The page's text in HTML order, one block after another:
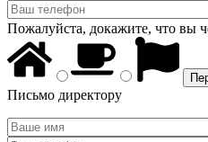
Пожалуйста, докажите, что вы
Письмо директору